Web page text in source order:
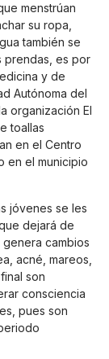
menstrúan
su ropa,
también se
prendas, es por
y de
Autónoma del
organización El
toallas
en el Centro
en el municipio
jóvenes se les
dejará de
cambios
acné, mareos,
son
consciencia
pues son